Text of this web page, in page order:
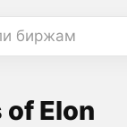
биржам
of Elon